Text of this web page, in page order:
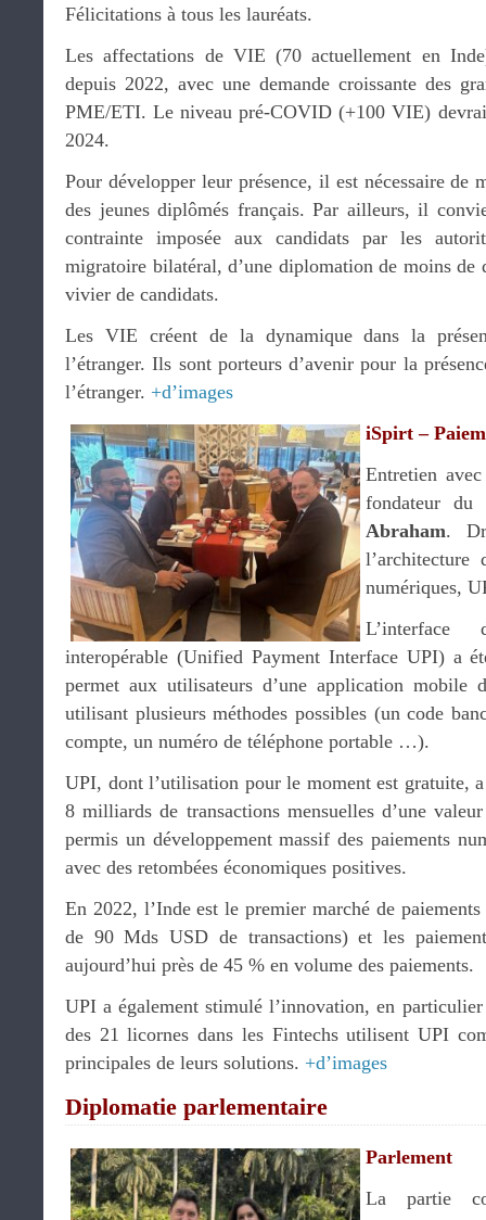
Félicitations à tous les lauréats.
Les affectations de VIE (70 actuellement en
depuis 2022, avec une demande croissante des
PME/ETI. Le niveau pré-COVID (+100 VIE)
2024.
Pour développer leur présence, il est nécessaire de
des jeunes diplômés français. Par ailleurs, il
contrainte imposée aux candidats par les
migratoire bilatéral, d’une diplomation de moins de
vivier de candidats.
Les VIE créent de la dynamique dans la
l’étranger. Ils sont porteurs d’avenir pour la
l’étranger. +d’images
iSpirt –
Entretien
fondateur
Abraham. Dr
l’architecture
numériques,
L’interface
interopérable (Unified Payment Interface UPI) a
permet aux utilisateurs d’une application mobile
utilisant plusieurs méthodes possibles (un code
compte, un numéro de téléphone portable …).
UPI, dont l’utilisation pour le moment est gratuite,
8 milliards de transactions mensuelles d’une
permis un développement massif des paiements
avec des retombées économiques positives.
En 2022, l’Inde est le premier marché de
de 90 Mds USD de transactions) et les
aujourd’hui près de 45 % en volume des paiements.
UPI a également stimulé l’innovation, en
des 21 licornes dans les Fintechs utilisent UPI
principales de leurs solutions. +d’images
Diplomatie parlementaire
Parlement
La partie